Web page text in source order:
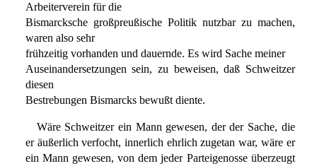
Arbeiterverein für die
Bismarcksche großpreußische Politik nutzbar zu machen,
waren also sehr
frühzeitig vorhanden und dauernde. Es wird Sache meiner
Auseinandersetzungen sein, zu beweisen, daß Schweitzer
diesen
Bestrebungen Bismarcks bewußt diente.
Wäre Schweitzer ein Mann gewesen, der der Sache, die
er äußerlich verfocht, innerlich ehrlich zugetan war, wäre er
ein Mann gewesen, von dem jeder Parteigenosse überzeugt